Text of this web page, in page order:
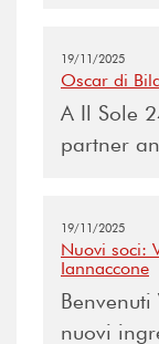
19/11/2025
Oscar di
A Il Sole
partner
19/11/2025
Nuovi soci:
Iannaccone
nuovi